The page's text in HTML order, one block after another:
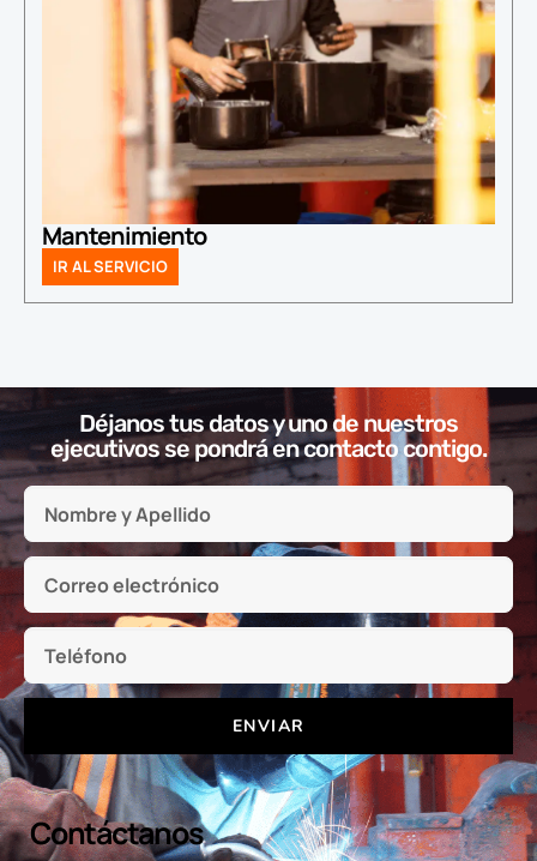
Mantenimiento
IR AL SERVICIO
Contáctanos
Déjanos tus datos y uno de nuestros
ejecutivos se pondrá en contacto contigo.
ENVIAR